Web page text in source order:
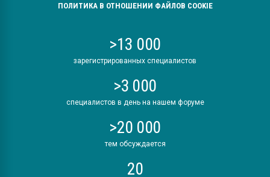
ПОЛИТИКА В ОТНОШЕНИИ ФАЙЛОВ COOKIE
>13 000
зарегистрированных специалистов
>3 000
специалистов в день на нашем форуме
>20 000
тем обсуждается
20